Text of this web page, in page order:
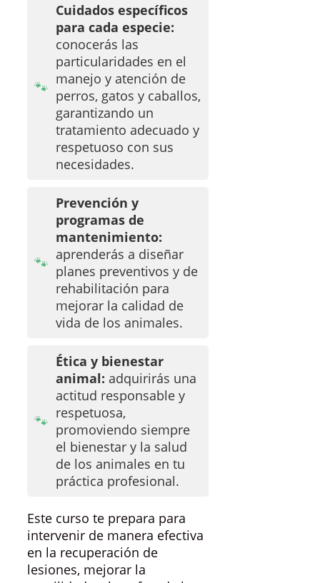
Cuidados específicos
para cada especie:
conocerás las
particularidades en el
manejo y atención de
perros, gatos y caballos,
garantizando un
tratamiento adecuado y
respetuoso con sus
necesidades.
Prevención y
programas de
mantenimiento:
aprenderás a diseñar
planes preventivos y de
rehabilitación para
mejorar la calidad de
vida de los animales.
Ética y bienestar
animal: adquirirás una
actitud responsable y
respetuosa,
promoviendo siempre
el bienestar y la salud
de los animales en tu
práctica profesional.
Este curso te prepara para
intervenir de manera efectiva
en la recuperación de
lesiones, mejorar la